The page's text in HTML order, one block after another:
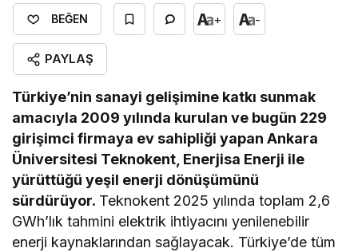
BEĞEN + -
PAYLAŞ
Türkiye’nin sanayi gelişimine katkı sunmak
amacıyla 2009 yılında kurulan ve bugün 229
girişimci firmaya ev sahipliği yapan Ankara
Üniversitesi Teknokent, Enerjisa Enerji ile
yürüttüğü yeşil enerji dönüşümünü
sürdürüyor. Teknokent 2025 yılında toplam 2,6
GWh’lık tahmini elektrik ihtiyacını yenilenebilir
enerji kaynaklarından sağlayacak. Türkiye’de tüm